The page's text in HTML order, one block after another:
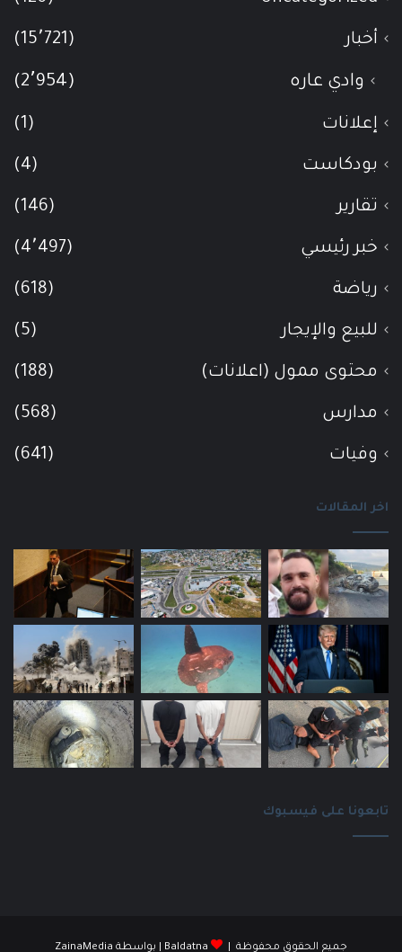
أخبار (15٬721)
وادي عاره (2٬954)
إعلانات (1)
بودكاست (4)
تقارير (146)
خبر رئيسي (4٬497)
رياضة (618)
للبيع والإيجار (5)
محتوى ممول (اعلانات) (188)
مدارس (568)
وفيات (641)
اخر المقالات
تابعونا على فيسبوك
جميع الحقوق محفوظة | Baldatna | بواسطة ZainaMedia